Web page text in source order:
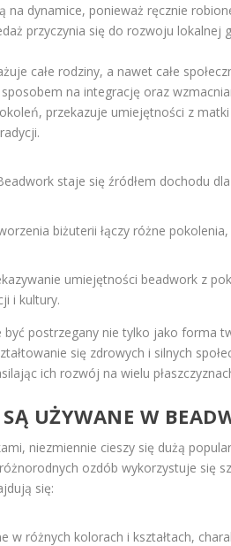
na dynamice, ponieważ ręcznie
przyczynia się do rozwoju lokalnej
całe rodziny, a nawet całe
na integrację oraz
przekazuje umiejętności z
staje się źródłem dochodu
biżuterii łączy różne
umiejętności beadwork z
i kultury.
postrzegany nie tylko jako forma
się zdrowych i silnych
ich rozwój na wielu
UŻYWANE W
niezmiennie cieszy się dużą
ozdób wykorzystuje się
się:
w różnych kolorach i kształtach,